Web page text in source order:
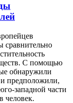
сравнительно
С помощью
обнаружили
предположили,
западной части
человек.